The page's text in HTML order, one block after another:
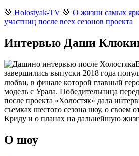
💚 Holostyak-TV 💚 О жизни самых
участниц после всех сезонов проекта
Интервью Даши
завершились выпуски 2018 года
любви, в финале которой главный
модель с Урала. Победительница
после проекта «Холостяк» дала
съемках шестого сезона шоу, о своем
Криду и о планах на дальнейшую
О шоу